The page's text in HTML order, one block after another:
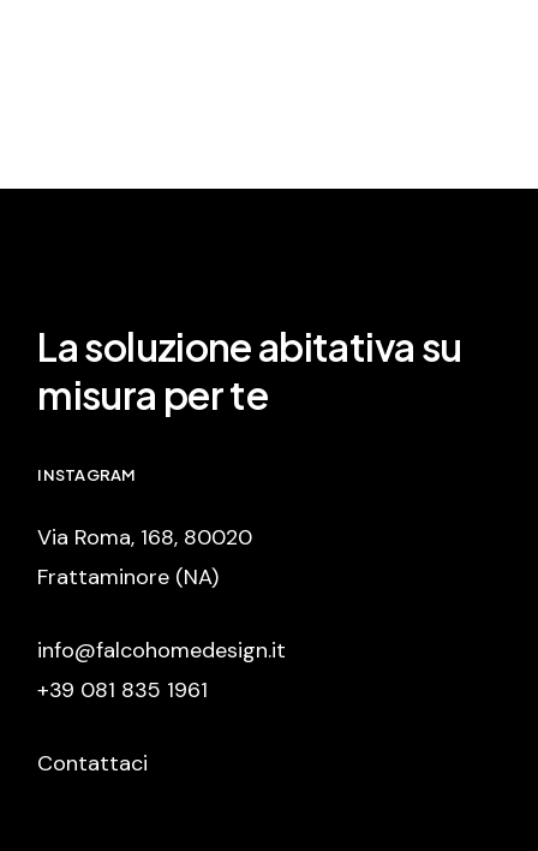
La soluzione abitativa su
misura per te
INSTAGRAM
Via Roma, 168, 80020
Frattaminore (NA)
info@falcohomedesign.it
+39 081 835 1961
Contattaci